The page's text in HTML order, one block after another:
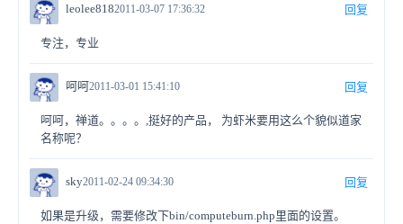
leolee8182011-03-07 17:36:32 回复
专注，专业
呵呵2011-03-01 15:41:10 回复
呵呵，禅道。。。。,挺好的产品， 为虾米要用这么个貌似道家
名称呢？
sky2011-02-24 09:34:30 回复
如果是升级，需要修改下bin/computeburn.php里面的设置。